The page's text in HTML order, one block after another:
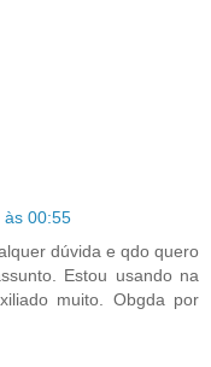
às 00:55
dúvida e qdo quero
Estou usando na
muito. Obgda por